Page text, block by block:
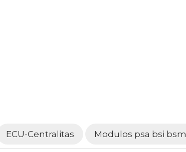
ECU-Centralitas Modulos psa bsi bsm